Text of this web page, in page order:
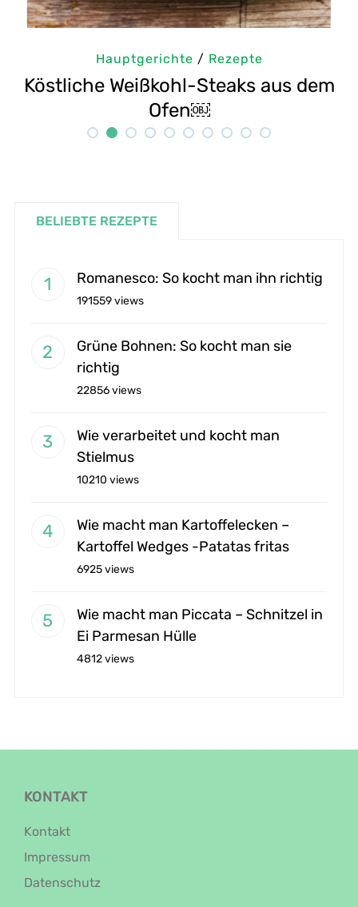
Hauptgerichte / Rezepte
Köstliche Weißkohl-Steaks aus dem
Ofen￼
BELIEBTE REZEPTE
Romanesco: So kocht man ihn richtig
191559 views
Grüne Bohnen: So kocht man sie
richtig
22856 views
Wie verarbeitet und kocht man
Stielmus
10210 views
Wie macht man Kartoffelecken –
Kartoffel Wedges -Patatas fritas
6925 views
Wie macht man Piccata – Schnitzel in
Ei Parmesan Hülle
4812 views
KONTAKT
Kontakt
Impressum
Datenschutz